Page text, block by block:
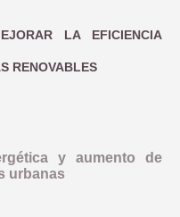
LA EFICIENCIA
RENOVABLES
y aumento de
urbanas